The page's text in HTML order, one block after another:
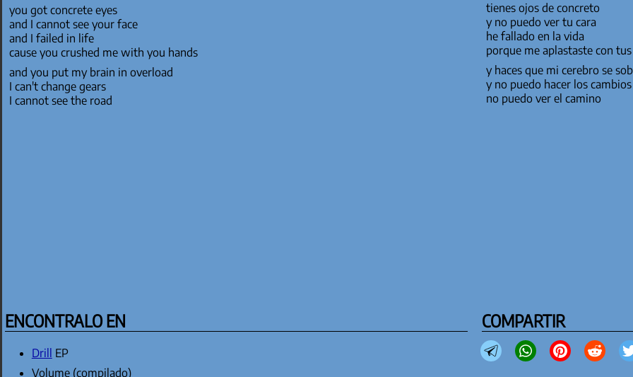
you got concrete eyes
and I cannot see your face
and I failed in life
cause you crushed me with you hands
and you put my brain in overload
I can't change gears
I cannot see the road
tienes ojos de concreto
y no puedo ver tu cara
he fallado en la vida
porque me aplastaste con
y haces que mi cerebro se
y no puedo hacer los cambios
no puedo ver el camino
ENCONTRALO EN
Drill EP
Volume (compilado)
COMPARTIR